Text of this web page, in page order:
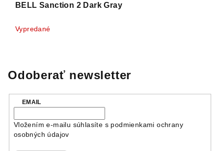
BELL Sanction 2 Dark Gray
Vypredané
Odoberať newsletter
EMAIL
Vložením e-mailu súhlasíte s podmienkami ochrany
osobných údajov